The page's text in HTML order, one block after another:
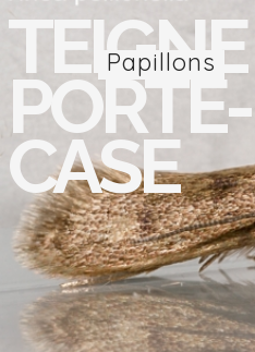
TEIGNE
PORTE-
CASE
Papillons